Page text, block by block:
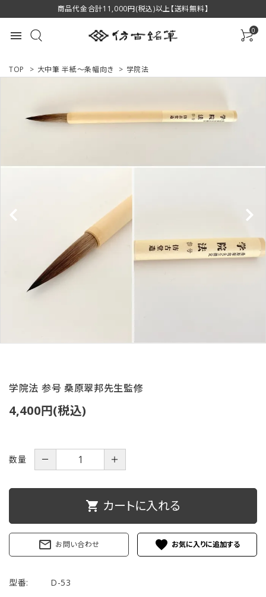
商品代金合計11,000円(税込)以上【送料無料】
menu 0
ACCOUNT MENU
用途で選ぶ
私たちについて
ご利用ガイド
特定商取引法について
TOP > 大中筆 半紙～条幅向き > 学院法
学院法 参号 桑原翠邦先生監修
4,400円(税込)
数量 － ＋
shopping_cart カートに入れる
mail_outline お問い合わせ favorite
型番: D-53